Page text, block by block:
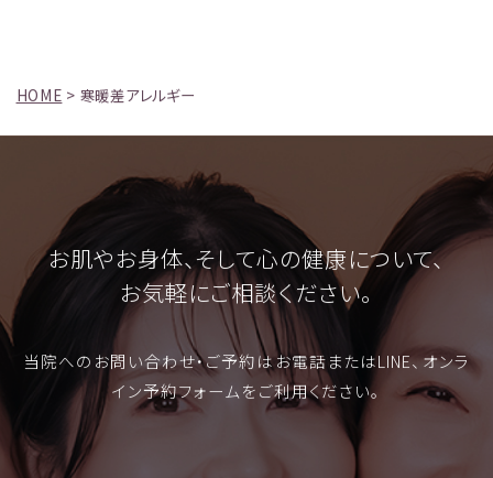
HOME > 寒暖差アレルギー
お肌やお身体、そして心の健康について、
お気軽にご相談ください。
当院へのお問い合わせ・ご予約はお電話またはLINE、オンラ
イン予約フォームをご利用ください。